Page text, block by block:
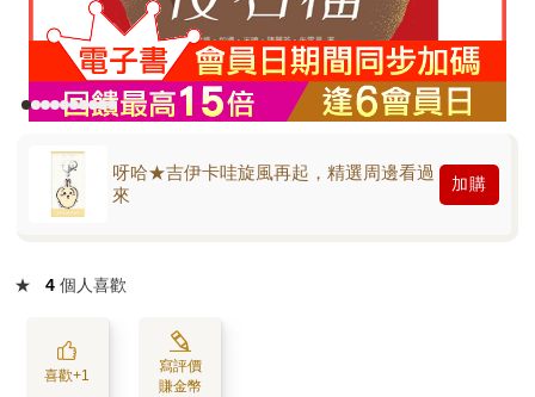
呀哈★吉伊卡哇旋風再起，精選周邊看過
來
加購
★ 4 個人喜歡
喜歡+1
寫評價
賺金幣